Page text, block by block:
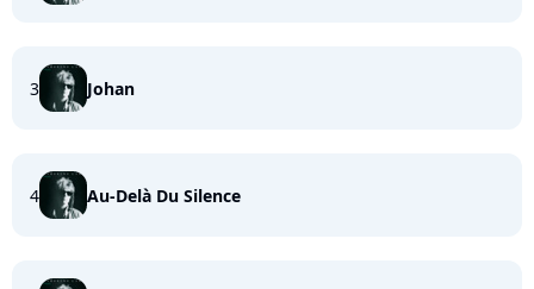
3 Johan
4 Au-Delà Du Silence